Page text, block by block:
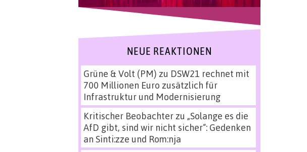
NEUE REAKTIONEN
Grüne & Volt (PM) zu DSW21 rechnet mit
700 Millionen Euro zusätzlich für
Infrastruktur und Modernisierung
Kritischer Beobachterzu „Solange es die
AfD gibt, sind wir nicht sicher“: Gedenken
an Sinti:zze und Rom:nja